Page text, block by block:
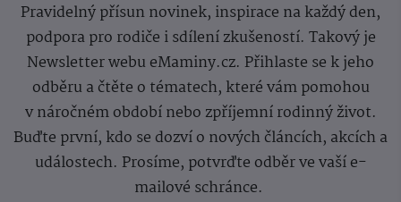
Pravidelný přísun novinek, inspirace na každý den,
podpora pro rodiče i sdílení zkušeností. Takový je
Newsletter webu eMaminy.cz. Přihlaste se k jeho
odběru a čtěte o tématech, které vám pomohou
v náročném období nebo zpříjemní rodinný život.
Buďte první, kdo se dozví o nových článcích, akcích a
událostech. Prosíme, potvrďte odběr ve vaší e-
mailové schránce.